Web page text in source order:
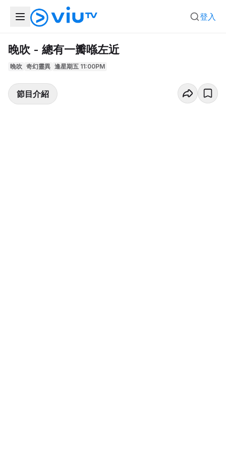
登入
晚吹 - 總有一瓣喺左近
晚吹 奇幻靈異 逢星期五 11:00PM
節目介紹